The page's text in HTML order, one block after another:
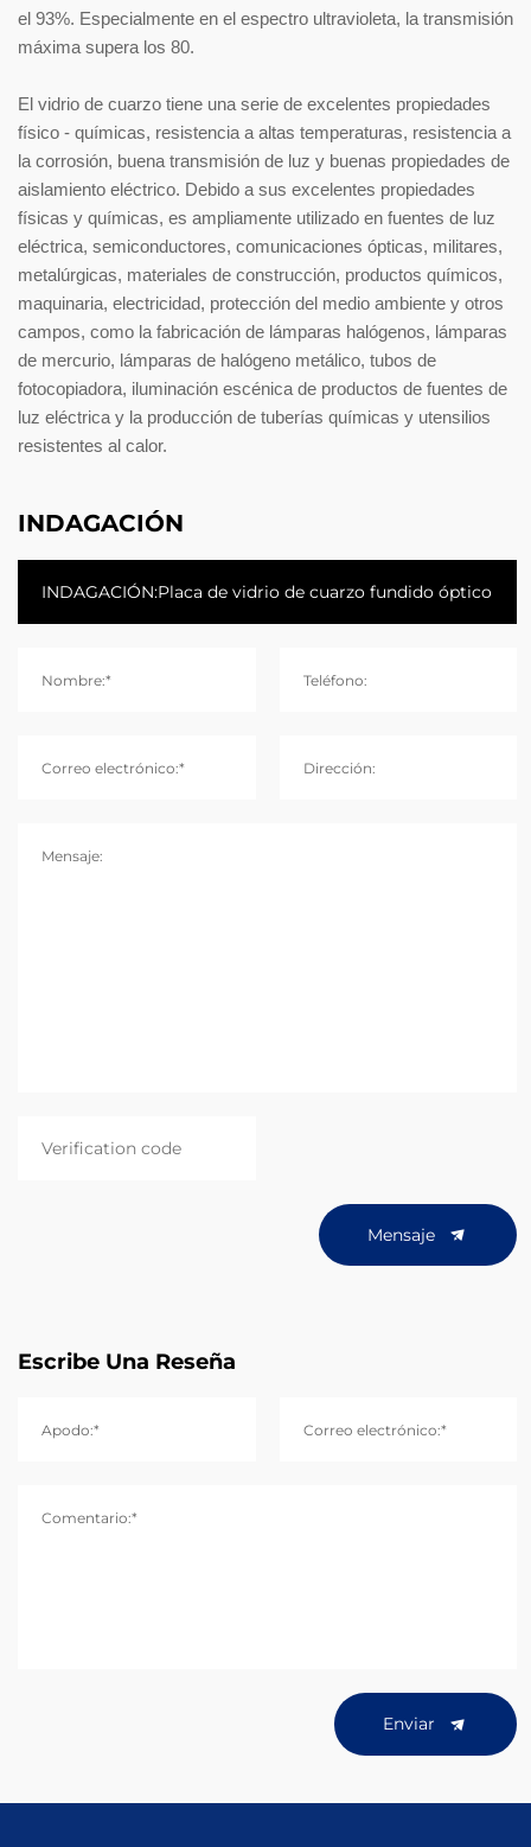
el 93%. Especialmente en el espectro ultravioleta, la transmisión
máxima supera los 80.
El vidrio de cuarzo tiene una serie de excelentes propiedades
físico - químicas, resistencia a altas temperaturas, resistencia a
la corrosión, buena transmisión de luz y buenas propiedades de
aislamiento eléctrico. Debido a sus excelentes propiedades
físicas y químicas, es ampliamente utilizado en fuentes de luz
eléctrica, semiconductores, comunicaciones ópticas, militares,
metalúrgicas, materiales de construcción, productos químicos,
maquinaria, electricidad, protección del medio ambiente y otros
campos, como la fabricación de lámparas halógenos, lámparas
de mercurio, lámparas de halógeno metálico, tubos de
fotocopiadora, iluminación escénica de productos de fuentes de
luz eléctrica y la producción de tuberías químicas y utensilios
resistentes al calor.
INDAGACIÓN
Nombre:* Teléfono:
Correo electrónico:* Dirección:
Mensaje:
Mensaje
Escribe Una Reseña
Apodo:* Correo electrónico:*
Comentario:*
Enviar